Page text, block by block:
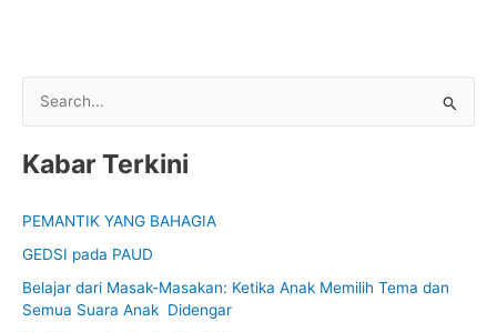
a
c
h
f
o
Kabar Terkini
PEMANTIK YANG BAHAGIA
GEDSI pada PAUD
Belajar dari Masak-Masakan: Ketika Anak Memilih Tema dan
Semua Suara Anak Didengar